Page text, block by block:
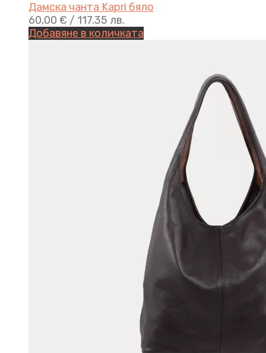
Дамска чанта Kapri бяло
60,00 € / 117.35 лв.
Добавяне в количката